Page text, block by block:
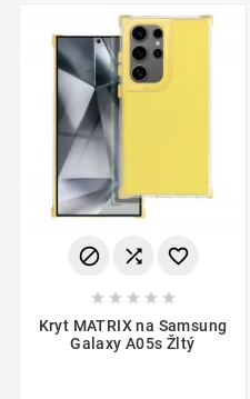
  
    
Kryt MATRIX na Samsung
Galaxy A05s Žltý